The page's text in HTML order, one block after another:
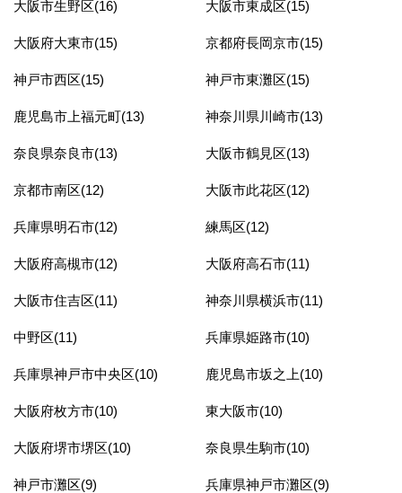
大阪市生野区(16) 大阪市東成区(15)
大阪府大東市(15) 京都府長岡京市(15)
神戸市西区(15) 神戸市東灘区(15)
鹿児島市上福元町(13) 神奈川県川崎市(13)
奈良県奈良市(13) 大阪市鶴見区(13)
京都市南区(12) 大阪市此花区(12)
兵庫県明石市(12) 練馬区(12)
大阪府高槻市(12) 大阪府高石市(11)
大阪市住吉区(11) 神奈川県横浜市(11)
中野区(11) 兵庫県姫路市(10)
兵庫県神戸市中央区(10) 鹿児島市坂之上(10)
大阪府枚方市(10) 東大阪市(10)
大阪府堺市堺区(10) 奈良県生駒市(10)
神戸市灘区(9) 兵庫県神戸市灘区(9)